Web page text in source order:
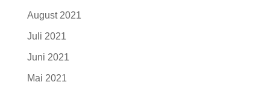
August 2021
Juli 2021
Juni 2021
Mai 2021